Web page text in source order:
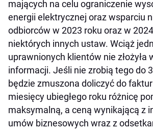
mających na celu ograniczenie
energii elektrycznej oraz wsparciu
odbiorców w 2023 roku oraz w
niektórych innych ustaw. Wciąż
uprawnionych klientów nie złożyła
informacji. Jeśli nie zrobią tego do
będzie zmuszona doliczyć do
miesięcy ubiegłego roku różnicę
maksymalną, a ceną wynikającą z
umów biznesowych wraz z